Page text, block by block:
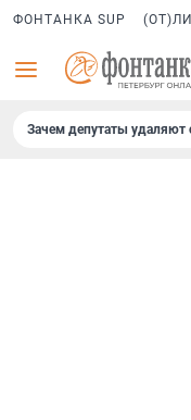
ФОНТАНКА SUP
Зачем депутаты удаляют